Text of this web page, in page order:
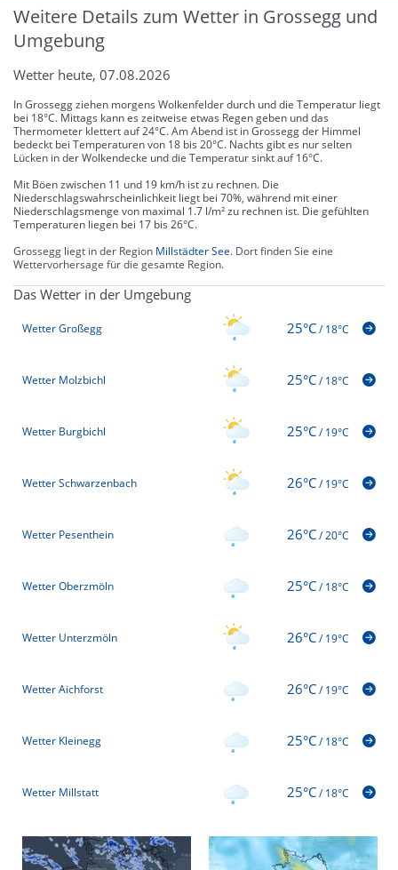
Weitere Details zum Wetter in Grossegg und
Umgebung
Wetter heute, 07.08.2026
In Grossegg ziehen morgens Wolkenfelder durch und die Temperatur liegt
bei 18°C. Mittags kann es zeitweise etwas Regen geben und das
Thermometer klettert auf 24°C. Am Abend ist in Grossegg der Himmel
bedeckt bei Temperaturen von 18 bis 20°C. Nachts gibt es nur selten
Lücken in der Wolkendecke und die Temperatur sinkt auf 16°C.
Mit Böen zwischen 11 und 19 km/h ist zu rechnen. Die
Niederschlagswahrscheinlichkeit liegt bei 70%, während mit einer
Niederschlagsmenge von maximal 1.7 l/m² zu rechnen ist. Die gefühlten
Temperaturen liegen bei 17 bis 26°C.
Grossegg liegt in der Region Millstädter See. Dort finden Sie eine
Wettervorhersage für die gesamte Region.
Das Wetter in der Umgebung
Wetter Großegg 25°C/18°C
Wetter Molzbichl 25°C/18°C
Wetter Burgbichl 25°C/19°C
Wetter Schwarzenbach 26°C/19°C
Wetter Pesenthein 26°C/20°C
Wetter Oberzmöln 25°C/18°C
Wetter Unterzmöln 26°C/19°C
Wetter Aichforst 26°C/19°C
Wetter Kleinegg 25°C/18°C
Wetter Millstatt 25°C/18°C